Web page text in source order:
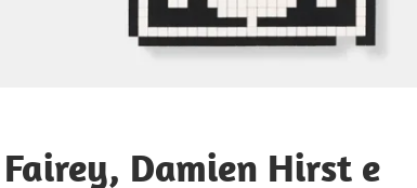
Damien Hirst e